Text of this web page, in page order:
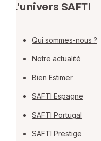
L'univers SAFTI
Qui sommes-nous ?
Notre actualité
Bien Estimer
SAFTI Espagne
SAFTI Portugal
SAFTI Prestige